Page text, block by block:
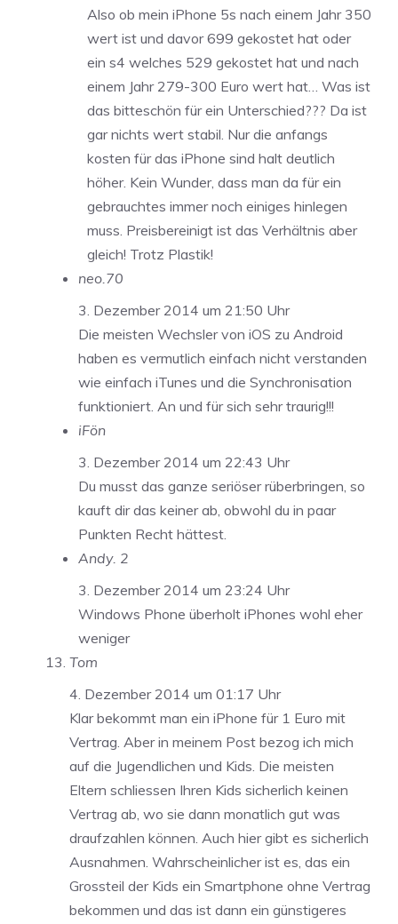
Also ob mein iPhone 5s nach einem Jahr 350
wert ist und davor 699 gekostet hat oder
ein s4 welches 529 gekostet hat und nach
einem Jahr 279-300 Euro wert hat… Was ist
das bitteschön für ein Unterschied??? Da ist
gar nichts wert stabil. Nur die anfangs
kosten für das iPhone sind halt deutlich
höher. Kein Wunder, dass man da für ein
gebrauchtes immer noch einiges hinlegen
muss. Preisbereinigt ist das Verhältnis aber
gleich! Trotz Plastik!
neo.70
3. Dezember 2014 um 21:50 Uhr
Die meisten Wechsler von iOS zu Android
haben es vermutlich einfach nicht verstanden
wie einfach iTunes und die Synchronisation
funktioniert. An und für sich sehr traurig!!!
iFön
3. Dezember 2014 um 22:43 Uhr
Du musst das ganze seriöser rüberbringen, so
kauft dir das keiner ab, obwohl du in paar
Punkten Recht hättest.
Andy. 2
3. Dezember 2014 um 23:24 Uhr
Windows Phone überholt iPhones wohl eher
weniger
Tom
4. Dezember 2014 um 01:17 Uhr
Klar bekommt man ein iPhone für 1 Euro mit
Vertrag. Aber in meinem Post bezog ich mich
auf die Jugendlichen und Kids. Die meisten
Eltern schliessen Ihren Kids sicherlich keinen
Vertrag ab, wo sie dann monatlich gut was
draufzahlen können. Auch hier gibt es sicherlich
Ausnahmen. Wahrscheinlicher ist es, das ein
Grossteil der Kids ein Smartphone ohne Vertrag
bekommen und das ist dann ein günstigeres